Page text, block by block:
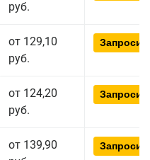
руб.
от 129,10
руб.
от 124,20
руб.
от 139,90